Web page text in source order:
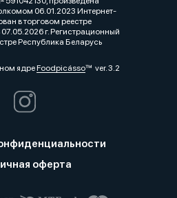
06.01.2023 Интернет-
в торговом реестре
г. Регистрационный
Республика Беларусь
ядреFoodpicássover. 3.2
оферта